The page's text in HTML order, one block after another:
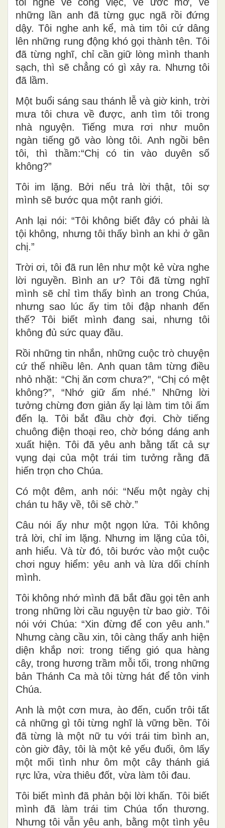
những lần anh đã từng gục ngã rồi đứng
dậy. Tôi nghe anh kể, mà tim tôi cứ dâng
lên những rung động khó gọi thành tên. Tôi
đã từng nghĩ, chỉ cần giữ lòng mình thanh
sạch, thì sẽ chẳng có gì xảy ra. Nhưng tôi
đã lầm.
Một buổi sáng sau thánh lễ và giờ kinh, trời
mưa tôi chưa về được, anh tìm tôi trong
nhà nguyện. Tiếng mưa rơi như muôn
ngàn tiếng gõ vào lòng tôi. Anh ngồi bên
tôi, thì thầm:“Chị có tin vào duyên số
không?”
Tôi im lặng. Bởi nếu trả lời thật, tôi sợ
mình sẽ bước qua một ranh giới.
Anh lại nói: “Tôi không biết đây có phải là
tội không, nhưng tôi thấy bình an khi ở gần
chị.”
Trời ơi, tôi đã run lên như một kẻ vừa nghe
lời nguyền. Bình an ư? Tôi đã từng nghĩ
mình sẽ chỉ tìm thấy bình an trong Chúa,
nhưng sao lúc ấy tim tôi đập nhanh đến
thế? Tôi biết mình đang sai, nhưng tôi
không đủ sức quay đầu.
Rồi những tin nhắn, những cuộc trò chuyện
cứ thế nhiều lên. Anh quan tâm từng điều
nhỏ nhặt: “Chị ăn cơm chưa?”, “Chị có mệt
không?”, “Nhớ giữ ấm nhé.” Những lời
tưởng chừng đơn giản ấy lại làm tim tôi ấm
đến lạ. Tôi bắt đầu chờ đợi. Chờ tiếng
chuông điện thoại reo, chờ bóng dáng anh
xuất hiện. Tôi đã yêu anh bằng tất cả sự
vụng dại của một trái tim tưởng rằng đã
hiến trọn cho Chúa.
Có một đêm, anh nói: “Nếu một ngày chị
chán tu hãy về, tôi sẽ chờ.”
Câu nói ấy như một ngọn lửa. Tôi không
trả lời, chỉ im lặng. Nhưng im lặng của tôi,
anh hiểu. Và từ đó, tôi bước vào một cuộc
chơi nguy hiểm: yêu anh và lừa dối chính
mình.
Tôi không nhớ mình đã bắt đầu gọi tên anh
trong những lời cầu nguyện từ bao giờ. Tôi
nói với Chúa: “Xin đừng để con yêu anh.”
Nhưng càng cầu xin, tôi càng thấy anh hiện
diện khắp nơi: trong tiếng gió qua hàng
cây, trong hương trầm mỗi tối, trong những
bản Thánh Ca mà tôi từng hát để tôn vinh
Chúa.
Anh là một cơn mưa, ào đến, cuốn trôi tất
cả những gì tôi từng nghĩ là vững bền. Tôi
đã từng là một nữ tu với trái tim bình an,
còn giờ đây, tôi là một kẻ yếu đuối, ôm lấy
một mối tình như ôm một cây thánh giá
rực lửa, vừa thiêu đốt, vừa làm tôi đau.
Tôi biết mình đã phản bội lời khấn. Tôi biết
mình đã làm trái tim Chúa tổn thương.
Nhưng tôi vẫn yêu anh, bằng một tình yêu